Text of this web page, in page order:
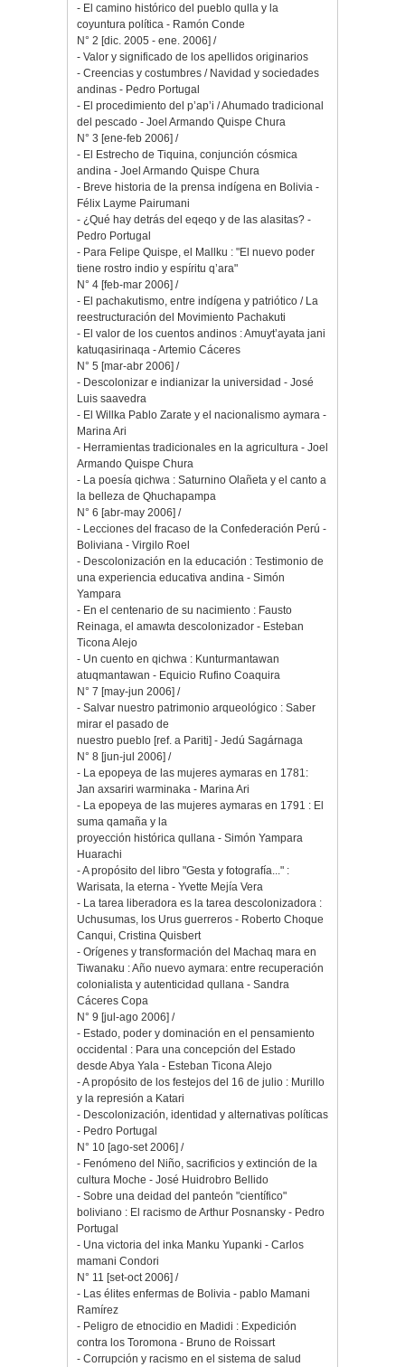
- El camino histórico del pueblo qulla y la
coyuntura política - Ramón Conde
N° 2 [dic. 2005 - ene. 2006] /
- Valor y significado de los apellidos originarios
- Creencias y costumbres / Navidad y sociedades
andinas - Pedro Portugal
- El procedimiento del p’ap’i / Ahumado tradicional
del pescado - Joel Armando Quispe Chura
N° 3 [ene-feb 2006] /
- El Estrecho de Tiquina, conjunción cósmica
andina - Joel Armando Quispe Chura
- Breve historia de la prensa indígena en Bolivia -
Félix Layme Pairumani
- ¿Qué hay detrás del eqeqo y de las alasitas? -
Pedro Portugal
- Para Felipe Quispe, el Mallku : "El nuevo poder
tiene rostro indio y espíritu q’ara"
N° 4 [feb-mar 2006] /
- El pachakutismo, entre indígena y patriótico / La
reestructuración del Movimiento Pachakuti
- El valor de los cuentos andinos : Amuyt’ayata jani
katuqasirinaqa - Artemio Cáceres
N° 5 [mar-abr 2006] /
- Descolonizar e indianizar la universidad - José
Luis saavedra
- El Willka Pablo Zarate y el nacionalismo aymara -
Marina Ari
- Herramientas tradicionales en la agricultura - Joel
Armando Quispe Chura
- La poesía qichwa : Saturnino Olañeta y el canto a
la belleza de Qhuchapampa
N° 6 [abr-may 2006] /
- Lecciones del fracaso de la Confederación Perú -
Boliviana - Virgilo Roel
- Descolonización en la educación : Testimonio de
una experiencia educativa andina - Simón
Yampara
- En el centenario de su nacimiento : Fausto
Reinaga, el amawta descolonizador - Esteban
Ticona Alejo
- Un cuento en qichwa : Kunturmantawan
atuqmantawan - Equicio Rufino Coaquira
N° 7 [may-jun 2006] /
- Salvar nuestro patrimonio arqueológico : Saber
mirar el pasado de
nuestro pueblo [ref. a Pariti] - Jedú Sagárnaga
N° 8 [jun-jul 2006] /
- La epopeya de las mujeres aymaras en 1781:
Jan axsariri warminaka - Marina Ari
- La epopeya de las mujeres aymaras en 1791 : El
suma qamaña y la
proyección histórica qullana - Simón Yampara
Huarachi
- A propósito del libro "Gesta y fotografía..." :
Warisata, la eterna - Yvette Mejía Vera
- La tarea liberadora es la tarea descolonizadora :
Uchusumas, los Urus guerreros - Roberto Choque
Canqui, Cristina Quisbert
- Orígenes y transformación del Machaq mara en
Tiwanaku : Año nuevo aymara: entre recuperación
colonialista y autenticidad qullana - Sandra
Cáceres Copa
N° 9 [jul-ago 2006] /
- Estado, poder y dominación en el pensamiento
occidental : Para una concepción del Estado
desde Abya Yala - Esteban Ticona Alejo
- A propósito de los festejos del 16 de julio : Murillo
y la represión a Katari
- Descolonización, identidad y alternativas políticas
- Pedro Portugal
N° 10 [ago-set 2006] /
- Fenómeno del Niño, sacrificios y extinción de la
cultura Moche - José Huidrobro Bellido
- Sobre una deidad del panteón "científico"
boliviano : El racismo de Arthur Posnansky - Pedro
Portugal
- Una victoria del inka Manku Yupanki - Carlos
mamani Condori
N° 11 [set-oct 2006] /
- Las élites enfermas de Bolivia - pablo Mamani
Ramírez
- Peligro de etnocidio en Madidi : Expedición
contra los Toromona - Bruno de Roissart
- Corrupción y racismo en el sistema de salud